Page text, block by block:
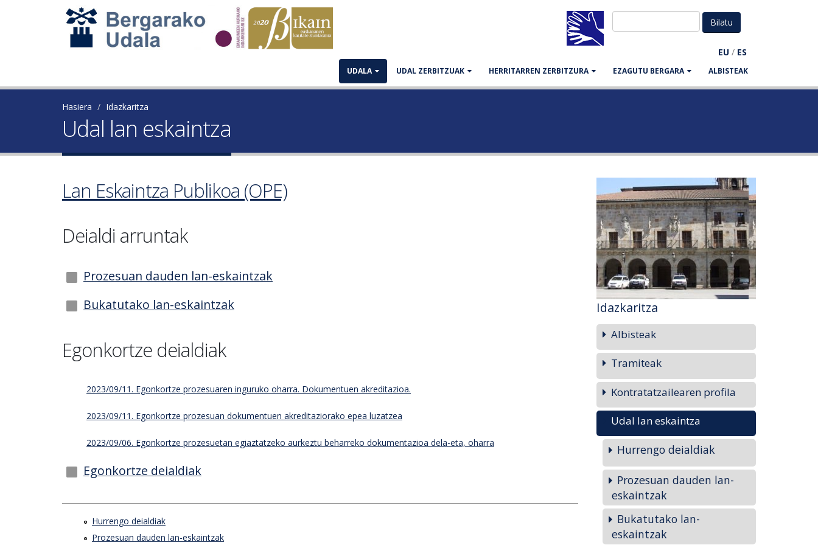
EU / ES
UDALA UDAL ZERBITZUAK HERRITARREN ZERBITZURA EZAGUTU BERGARA ALBISTEAK
Hasiera Idazkaritza
Udal lan eskaintza
Lan Eskaintza Publikoa (OPE)
Deialdi arruntak
Prozesuan dauden lan-eskaintzak
Bukatutako lan-eskaintzak
Egonkortze deialdiak
2023/09/11. Egonkortze prozesuaren inguruko oharra. Dokumentuen akreditazioa.
2023/09/11. Egonkortze prozesuan dokumentuen akreditaziorako epea luzatzea
2023/09/06. Egonkortze prozesuetan egiaztatzeko aurkeztu beharreko dokumentazioa dela-eta, oharra
Egonkortze deialdiak
Hurrengo deialdiak
Prozesuan dauden lan-eskaintzak
Idazkaritza
Albisteak
Tramiteak
Kontratatzailearen profila
Udal lan eskaintza
Hurrengo deialdiak
Prozesuan dauden lan-
eskaintzak
Bukatutako lan-
eskaintzak